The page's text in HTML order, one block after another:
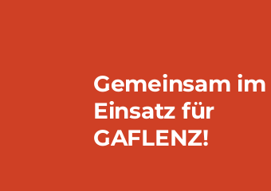
Gemeinsam im
Einsatz für
GAFLENZ!